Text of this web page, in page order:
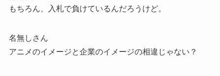
もちろん、入札で負けているんだろうけど。
名無しさん
アニメのイメージと企業のイメージの相違じゃない？